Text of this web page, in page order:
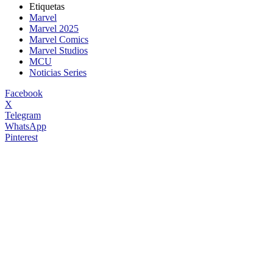
Etiquetas
Marvel
Marvel 2025
Marvel Comics
Marvel Studios
MCU
Noticias Series
Facebook
X
Telegram
WhatsApp
Pinterest